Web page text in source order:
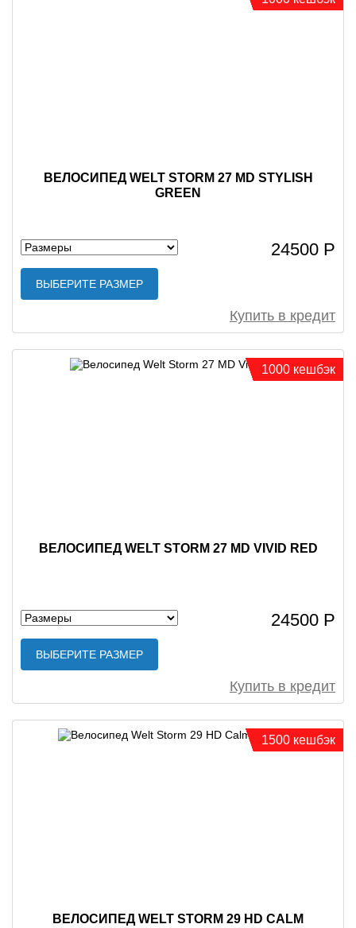
ВЕЛОСИПЕД WELT STORM 27 MD STYLISH
GREEN
24500 Р
ВЫБЕРИТЕ РАЗМЕР
Купить в кредит
ВЕЛОСИПЕД WELT STORM 27 MD VIVID RED
24500 Р
ВЫБЕРИТЕ РАЗМЕР
Купить в кредит
1000 кешбэк
ВЕЛОСИПЕД WELT STORM 29 HD CALM
1500 кешбэк